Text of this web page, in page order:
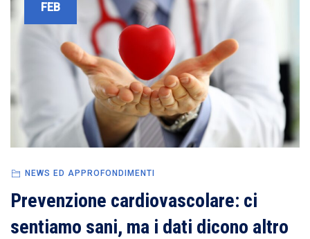
FEB
NEWS ED APPROFONDIMENTI
Prevenzione cardiovascolare: ci
sentiamo sani, ma i dati dicono altro